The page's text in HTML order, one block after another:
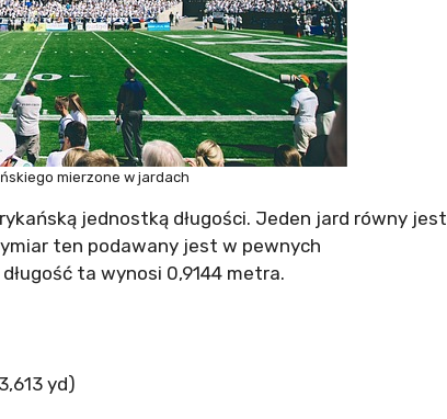
mierzone w jardach
jednostką długości. Jeden jard równy jest
ten podawany jest w pewnych
ta wynosi 0,9144 metra.
yd)